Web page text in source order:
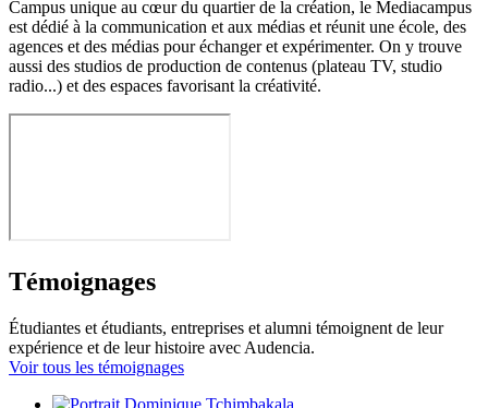
Campus unique au cœur du quartier de la création, le Mediacampus
est dédié à la communication et aux médias et réunit une école, des
agences et des médias pour échanger et expérimenter. On y trouve
aussi des studios de production de contenus (plateau TV, studio
radio...) et des espaces favorisant la créativité.
Témoignages
Étudiantes et étudiants, entreprises et alumni témoignent de leur
expérience et de leur histoire avec Audencia.
Voir tous les témoignages